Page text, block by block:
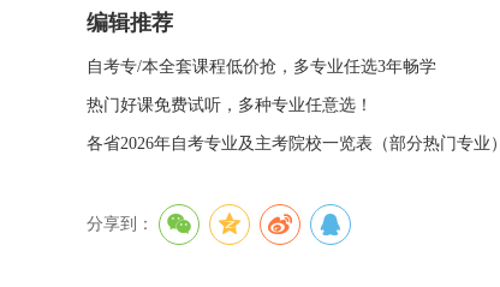
编辑推荐
自考专/本全套课程低价抢，多专业任选3年畅学
热门好课免费试听，多种专业任意选！
各省2026年自考专业及主考院校一览表（部分热门专业）
分享到：